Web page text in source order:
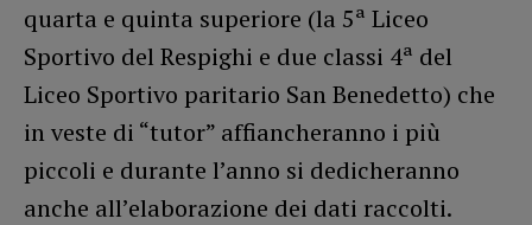
quarta e quinta superiore (la 5ª Liceo
Sportivo del Respighi e due classi 4ª del
Liceo Sportivo paritario San Benedetto) che
in veste di “tutor” affiancheranno i più
piccoli e durante l’anno si dedicheranno
anche all’elaborazione dei dati raccolti.